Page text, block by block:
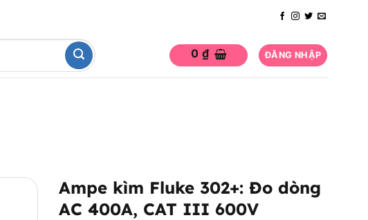
0 ₫ ĐĂNG NHẬP
Ampe kìm Fluke 302+: Đo dòng
AC 400A, CAT III 600V